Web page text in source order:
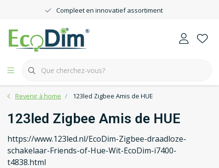
Compleet en innovatief assortiment
Revenir à home 123led Zigbee Amis de HUE
123led Zigbee Amis de HUE
https://www.123led.nl/EcoDim-Zigbee-draadloze-
schakelaar-Friends-of-Hue-Wit-EcoDim-i7400-
t4838.html